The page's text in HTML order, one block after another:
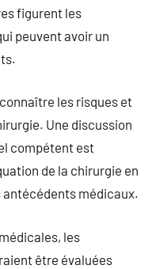
figurent les
peuvent avoir un
les risques et
Une discussion
compétent est
de la chirurgie en
antécédents médicaux.
les
être évaluées